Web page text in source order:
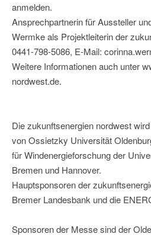
anmelden.
Ansprechpartnerin für Aussteller
Wermke als Projektleiterin der
0441-798-5086, E-Mail:
Weitere Informationen auch unter
nordwest.de.
Die zukunftsenergien nordwest
von Ossietzky Universität
für Windenergieforschung der
Bremen und Hannover.
Hauptsponsoren der
Bremer Landesbank und die
Sponsoren der Messe sind der